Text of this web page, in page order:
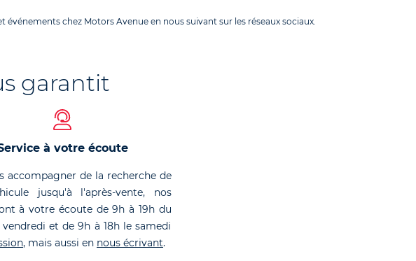
chez Motors Avenue en nous suivant sur les réseaux sociaux.
garantit
à votre écoute
accompagner de la recherche de
jusqu'à l'après-vente, nos
à votre écoute de 9h à 19h du
et de 9h à 18h le samedi
, mais aussi en nous écrivant.